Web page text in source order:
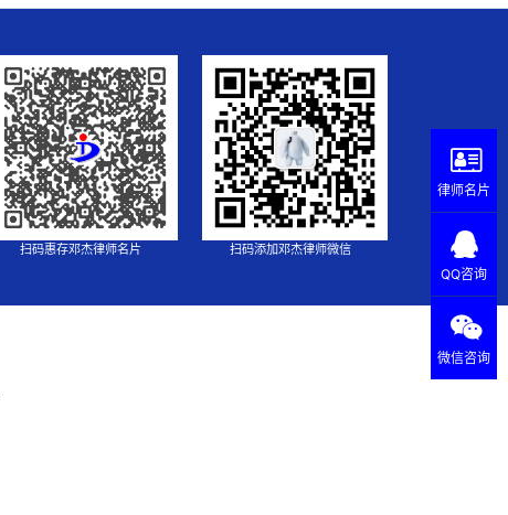
扫码惠存邓杰律师名片 扫码添加邓杰律师微信
律师名片
QQ咨询
微信咨询